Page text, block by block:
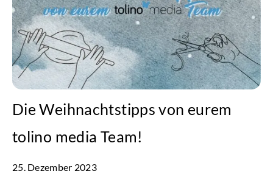
Die Weihnachtstipps von eurem
tolino media Team!
25. Dezember 2023